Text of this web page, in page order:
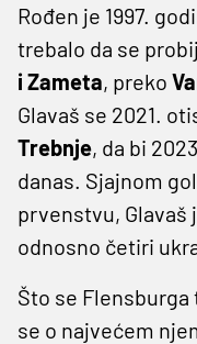
Rođen je 1997.
trebalo da se
i Zameta, preko
Glavaš se 2021.
Trebnje, da bi
danas. Sjajnom
prvenstvu, Glavaš
odnosno četiri
Što se
se o najvećem